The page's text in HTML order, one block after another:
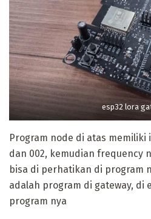
esp32 lora
Program node di atas memiliki
dan 002, kemudian frequency
bisa di perhatikan di program
adalah program di gateway, di
program nya